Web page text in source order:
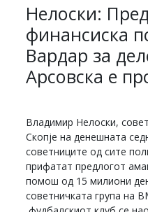
Нелоски:
финансиска
Вардар за
Арсовска е
Владимир Нелоски,
Скопје на денешната
советниците од сите
прифатат предлогот
помош од 15 милиони
советничката група на